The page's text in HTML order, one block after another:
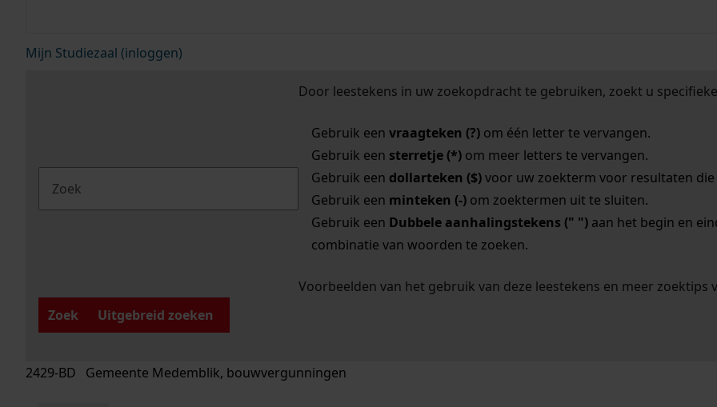
Mijn Studiezaal (inloggen)
Door leestekens in uw zoekopdracht te gebruiken, zoekt u
Gebruik een vraagteken (?)om één letter te vervangen.
Gebruik een sterretje (*)om meer letters te vervangen.
Gebruik een dollarteken ($)voor uw zoekterm voor resultaten die
Gebruik een minteken (-)om zoektermen uit te sluiten.
Gebruik een Dubbele aanhalingstekens (" ")aan het begin en
combinatie van woorden te zoeken.
Voorbeelden van het gebruik van deze leestekens en meer zoektips
Zoek
Uitgebreid zoeken
2429-BD Gemeente Medemblik, bouwvergunningen